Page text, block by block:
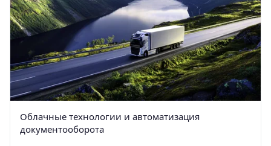
Облачные технологии и автоматизация
документооборота